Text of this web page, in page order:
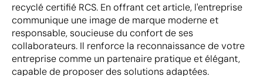
recyclé certifié RCS. En offrant cet article, l'entreprise
communique une image de marque moderne et
responsable, soucieuse du confort de ses
collaborateurs. Il renforce la reconnaissance de votre
entreprise comme un partenaire pratique et élégant,
capable de proposer des solutions adaptées.